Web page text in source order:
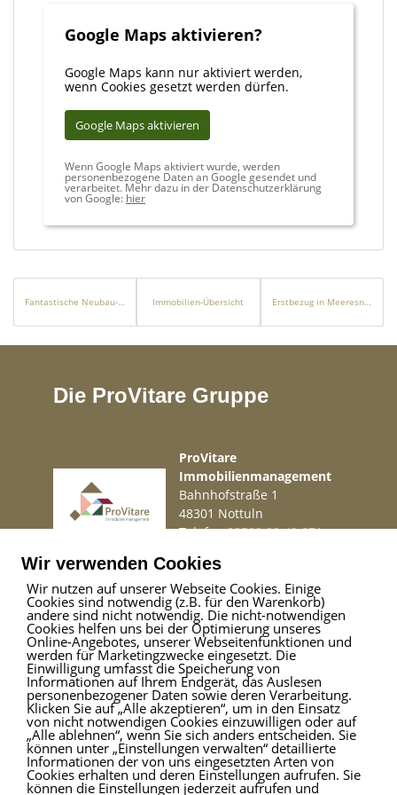
Ihr Ansprechpartner: Andreas Franzke, heilbronn@falcimmo.de
Besuchen Sie uns auch in unserem Büro in: Neckarsulmer Str. 2,
74076 Heilbronn
Sie denken selbst über die Veräußerung Ihrer Immobilie nach
erhalten Sie kostenlos eine professionelle Wertermittlung! Gehen
Sie hierzu auf: https://www.falcimmo.de/wertermittlung-
immobilien.html oder kontaktieren Sie uns.
Google Maps aktivieren?
Google Maps kann nur aktiviert werden,
wenn Cookies gesetzt werden dürfen.
Google Maps aktivieren
Wenn Google Maps aktiviert wurde, werden
personenbezogene Daten an Google gesendet und
verarbeitet. Mehr dazu in der Datenschutzerklärung
von Google: hier
Fantastische Neubau-Wohnung mit Gemeinschaftspool in Palma Immobilien-Übersicht Erstbezug in Meeresnähe, Terrasse mit herrlichem Blick – FALC Immobilien Heilbronn
Die ProVitare Gruppe
ProVitare
Immobilienmanagement
Bahnhofstraße 1
48301 Nottuln
Telefon02509 99 49 871
Impressum|Haftungsausschluss|Datenschutz
ProVitare Commercial
GmbH
Bahnhofstraße 1
48301 Nottuln
Telefon02509 99 49 871
Mailinfo@provitare.de
Wir verwenden Cookies
Wir nutzen auf unserer Webseite Cookies. Einige
Cookies sind notwendig (z.B. für den Warenkorb)
andere sind nicht notwendig. Die nicht-notwendigen
Cookies helfen uns bei der Optimierung unseres
Online-Angebotes, unserer Webseitenfunktionen und
werden für Marketingzwecke eingesetzt. Die
Einwilligung umfasst die Speicherung von
Informationen auf Ihrem Endgerät, das Auslesen
personenbezogener Daten sowie deren Verarbeitung.
Klicken Sie auf „Alle akzeptieren“, um in den Einsatz
von nicht notwendigen Cookies einzuwilligen oder auf
„Alle ablehnen“, wenn Sie sich anders entscheiden. Sie
können unter „Einstellungen verwalten“ detaillierte
Informationen der von uns eingesetzten Arten von
Cookies erhalten und deren Einstellungen aufrufen. Sie
können die Einstellungen jederzeit aufrufen und